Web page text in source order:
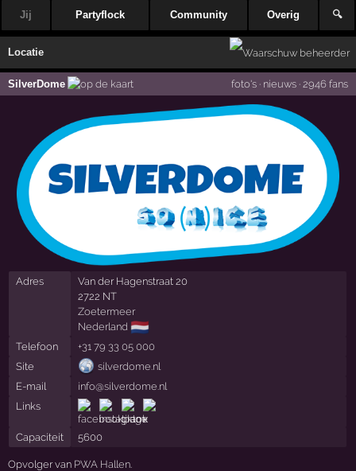
Jij Partyflock Community Overig 🔍
Locatie
SilverDome foto's· nieuws· 2946 fans
Adres
Van der Hagenstraat 20
2722 NT
Zoetermeer
Nederland 🇳🇱
Telefoon
+31 79 33 05 000
Site
silverdome.nl
E-mail
info@silverdome.nl
Links
Capaciteit 5600
Opvolger van PWA Hallen